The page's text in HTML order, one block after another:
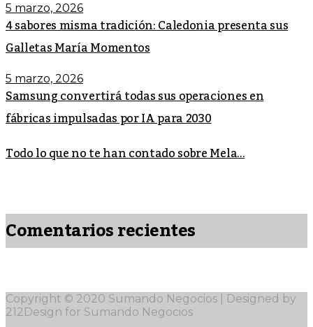
5 marzo, 2026
4 sabores misma tradición: Caledonia presenta sus
Galletas María Momentos
5 marzo, 2026
Samsung convertirá todas sus operaciones en
fábricas impulsadas por IA para 2030
Todo lo que no te han contado sobre Mela...
Comentarios recientes
Copyright © 2020 Sumando Negocios | Designed by
212Design for Sumando Negocios